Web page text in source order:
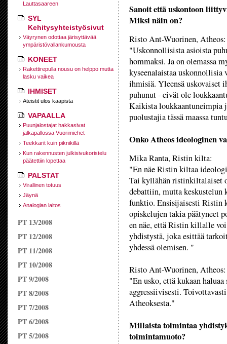
Lauttasaareen
SYL
Kehitysyhteistyösivut
Väyrynen odottaa järisyttävää
ympäristövallankumousta
KONEET
Rakettirepulla nousu on helppo mutta
lasku vaikea
IHMISET
Ateistit ulos kaapista
VAPAALLA
Puunjalostajat hakkasivat
jalkapallossa Vuorimiehet
Teekkarit kuin piknikillä
Kun rakennusten julkisivukoristelu
päätettiin lopettaa
PALSTAT
Virallinen totuus
Jäynä
Analogian laitos
PT 13/2008
PT 12/2008
PT 11/2008
PT 10/2008
PT 9/2008
PT 8/2008
PT 7/2008
PT 6/2008
PT 5/2008
Sanoit että uskontoon
Miksi näin on?
Risto Ant-Wuorinen, Atheos:
"Uskonnollisista asioista
hommaksi. Ja on olemassa
kyseenalaistaa
ihmisiä. Yleensä uskovaiset
puhunut - eivät ole
Kaikista loukkaantuneimpia
puolustajia tässä maassa
Onko Atheos ideologinen
Mika Ranta, Ristin kilta:
"En näe Ristin kiltaa
Tai kyllähän ristinkiltalaiset
debattiin, mutta
funktio. Ensisijaisesti
opiskelujen takia päätyneet
en näe, että Ristin killalle
yhdistystä, joka esittää
yhdessä olemisen. "
Risto Ant-Wuorinen, Atheos:
"En usko, että kukaan
aggressiivisesti.
Atheoksesta."
Millaista toimintaa
toimintamuoto?